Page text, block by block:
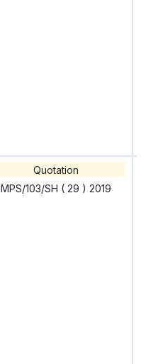
Quotation
MPS/103/SH ( 29 ) 2019